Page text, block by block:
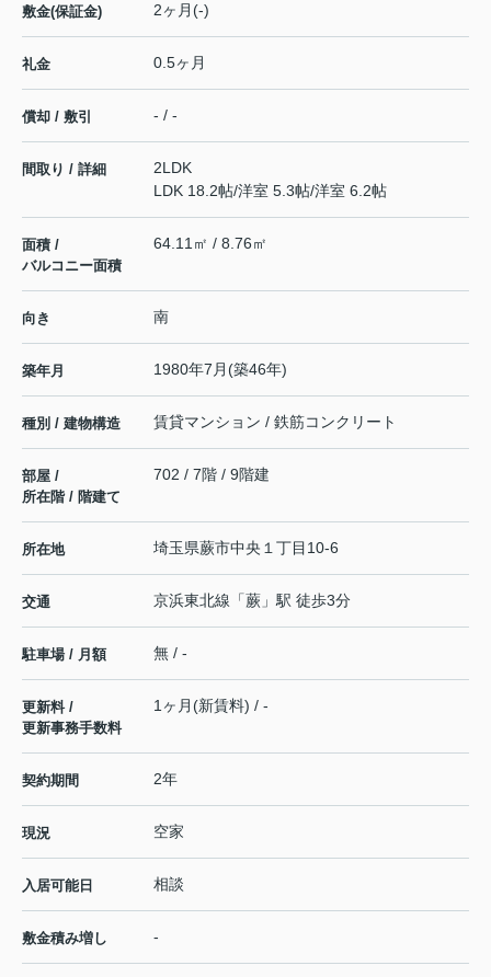
敷金(保証金) 2ヶ月(-)
礼金 0.5ヶ月
償却 / 敷引 - / -
間取り / 詳細
2LDK
LDK 18.2帖/洋室 5.3帖/洋室 6.2帖
面積 /
バルコニー面積
64.11㎡ / 8.76㎡
向き 南
築年月 1980年7月(築46年)
種別 / 建物構造 賃貸マンション / 鉄筋コンクリート
部屋 /
所在階 / 階建て
702 / 7階 / 9階建
所在地 埼玉県蕨市中央 １丁目10-6
交通 京浜東北線 「蕨 」駅 徒歩3分
駐車場 / 月額 無 / -
更新料 /
更新事務手数料
1ヶ月(新賃料) / -
契約期間 2年
現況 空家
入居可能日 相談
敷金積み増し -